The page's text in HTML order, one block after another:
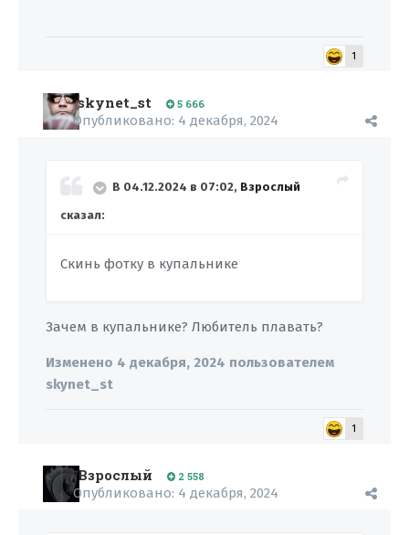
1
skynet_st 5 666
Опубликовано: 4 декабря, 2024
В 04.12.2024 в 07:02, Взрослый
сказал:
Скинь фотку в купальнике
Зачем в купальнике? Любитель плавать?
Изменено 4 декабря, 2024 пользователем
skynet_st
1
Взрослый 2 558
Опубликовано: 4 декабря, 2024